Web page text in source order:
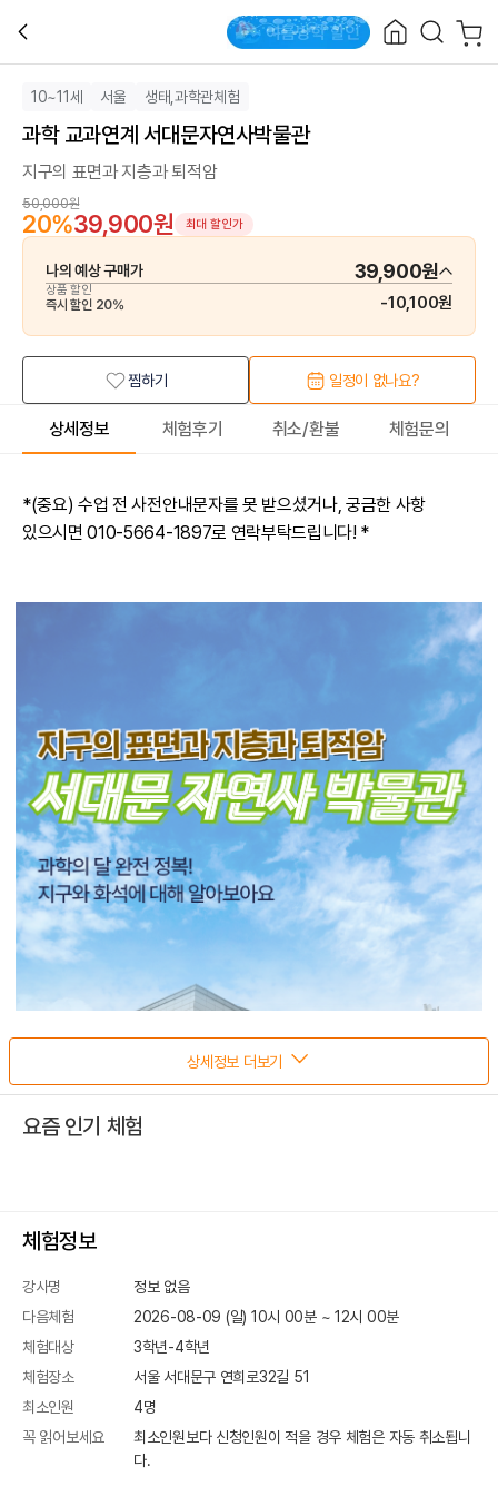
10~11세 서울 생태,과학관체험
과학 교과연계 서대문자연사박물관
지구의 표면과 지층과 퇴적암
50,000원
20%39,900원 최대 할인가
나의 예상 구매가 39,900원
상품 할인
즉시 할인 20% -10,100원
찜하기 일정이 없나요?
상세정보 체험후기 취소/환불 체험문의
*(중요) 수업 전 사전안내문자를 못 받으셨거나, 궁금한 사항
있으시면 010-5664-1897로 연락부탁드립니다! *
상세정보 더보기
요즘 인기 체험
체험정보
강사명
정보 없음
다음체험
2026-08-09 (일) 10시 00분~ 12시 00분
체험대상
3학년-4학년
체험장소
서울 서대문구 연희로32길 51
최소인원
4명
꼭 읽어보세요
최소인원보다 신청인원이 적을 경우 체험은 자동 취소됩니
다.